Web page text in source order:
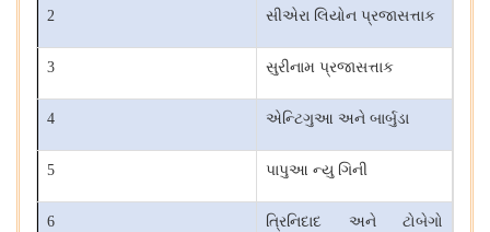
2 સીએરા લિયોન પ્રજાસત્તાક
3 સુરીનામ પ્રજાસત્તાક
4 એન્ટિગુઆ અને બાર્બુડા
5 પાપુઆ ન્યુ ગિની
6
ત્રિનિદાદ અને ટોબેગો